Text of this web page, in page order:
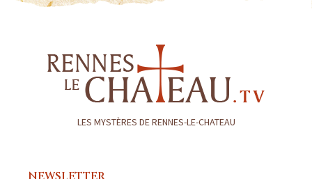
LES MYSTÈRES DE RENNES-LE-CHATEAU